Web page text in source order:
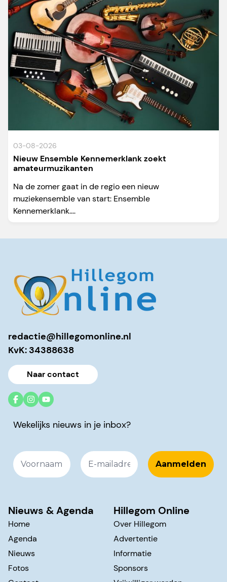
03-08-2026
Nieuw Ensemble Kennemerklank zoekt
amateurmuzikanten
Na de zomer gaat in de regio een nieuw
muziekensemble van start: Ensemble
Kennemerklank....
redactie@hillegomonline.nl
KvK: 34388638
Naar contact
Wekelijks nieuws in je inbox?
Nieuws & Agenda
Home
Agenda
Nieuws
Fotos
Hillegom Online
Over Hillegom
Advertentie
Informatie
Sponsors